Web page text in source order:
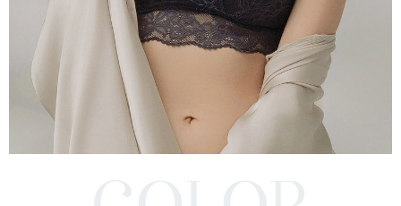
貨到付款
每筆NT$150，滿NT$1,200(含以上)免運費
國家/地區配送